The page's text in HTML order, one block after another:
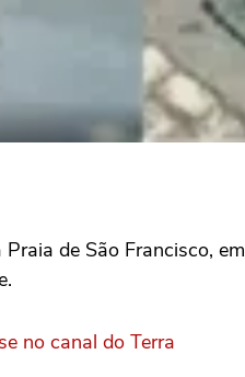
de São Francisco, em
no canal do Terra